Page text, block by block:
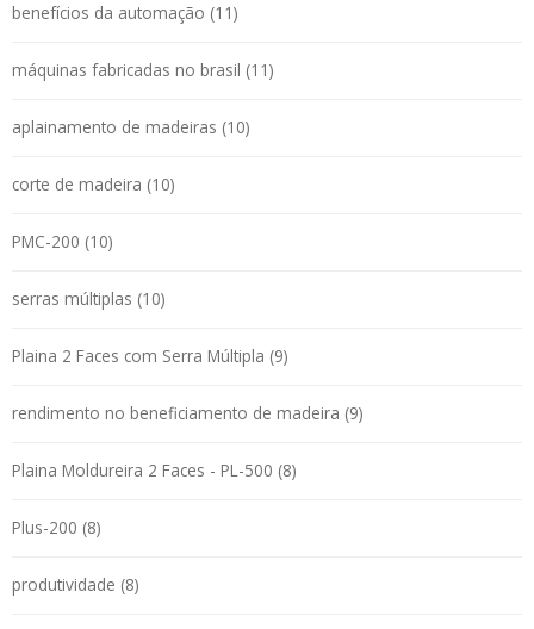
benefícios da automação (11)
máquinas fabricadas no brasil (11)
aplainamento de madeiras (10)
corte de madeira (10)
PMC-200 (10)
serras múltiplas (10)
Plaina 2 Faces com Serra Múltipla (9)
rendimento no beneficiamento de madeira (9)
Plaina Moldureira 2 Faces - PL-500 (8)
Plus-200 (8)
produtividade (8)